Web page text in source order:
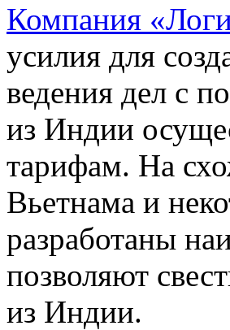
Компания
усилия для
ведения дел с
из Индии
тарифам. На
Вьетнама и
разработаны
позволяют
из Индии.